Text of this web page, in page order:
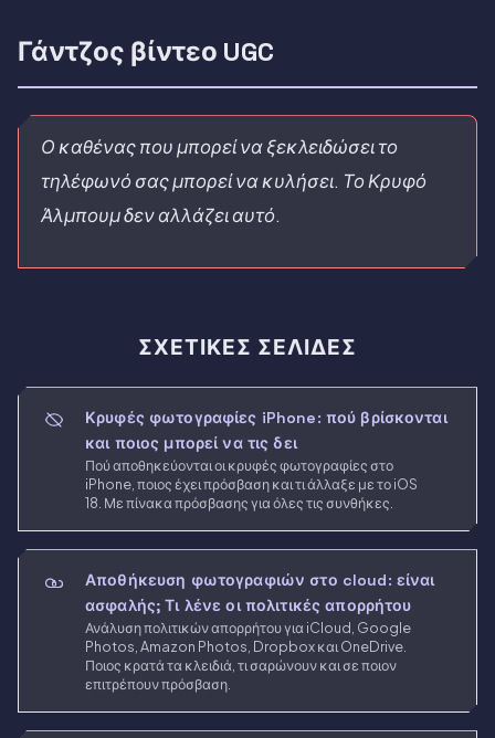
Γάντζος βίντεο UGC
Ο καθένας που μπορεί να ξεκλειδώσει το
τηλέφωνό σας μπορεί να κυλήσει. Το Κρυφό
Άλμπουμ δεν αλλάζει αυτό.
ΣΧΕΤΙΚΈΣ ΣΕΛΊΔΕΣ
Κρυφές φωτογραφίες iPhone: πού βρίσκονται
και ποιος μπορεί να τις δει
Πού αποθηκεύονται οι κρυφές φωτογραφίες στο
iPhone, ποιος έχει πρόσβαση και τι άλλαξε με το iOS
18. Με πίνακα πρόσβασης για όλες τις συνθήκες.
Αποθήκευση φωτογραφιών στο cloud: είναι
ασφαλής; Τι λένε οι πολιτικές απορρήτου
Ανάλυση πολιτικών απορρήτου για iCloud, Google
Photos, Amazon Photos, Dropbox και OneDrive.
Ποιος κρατά τα κλειδιά, τι σαρώνουν και σε ποιον
επιτρέπουν πρόσβαση.